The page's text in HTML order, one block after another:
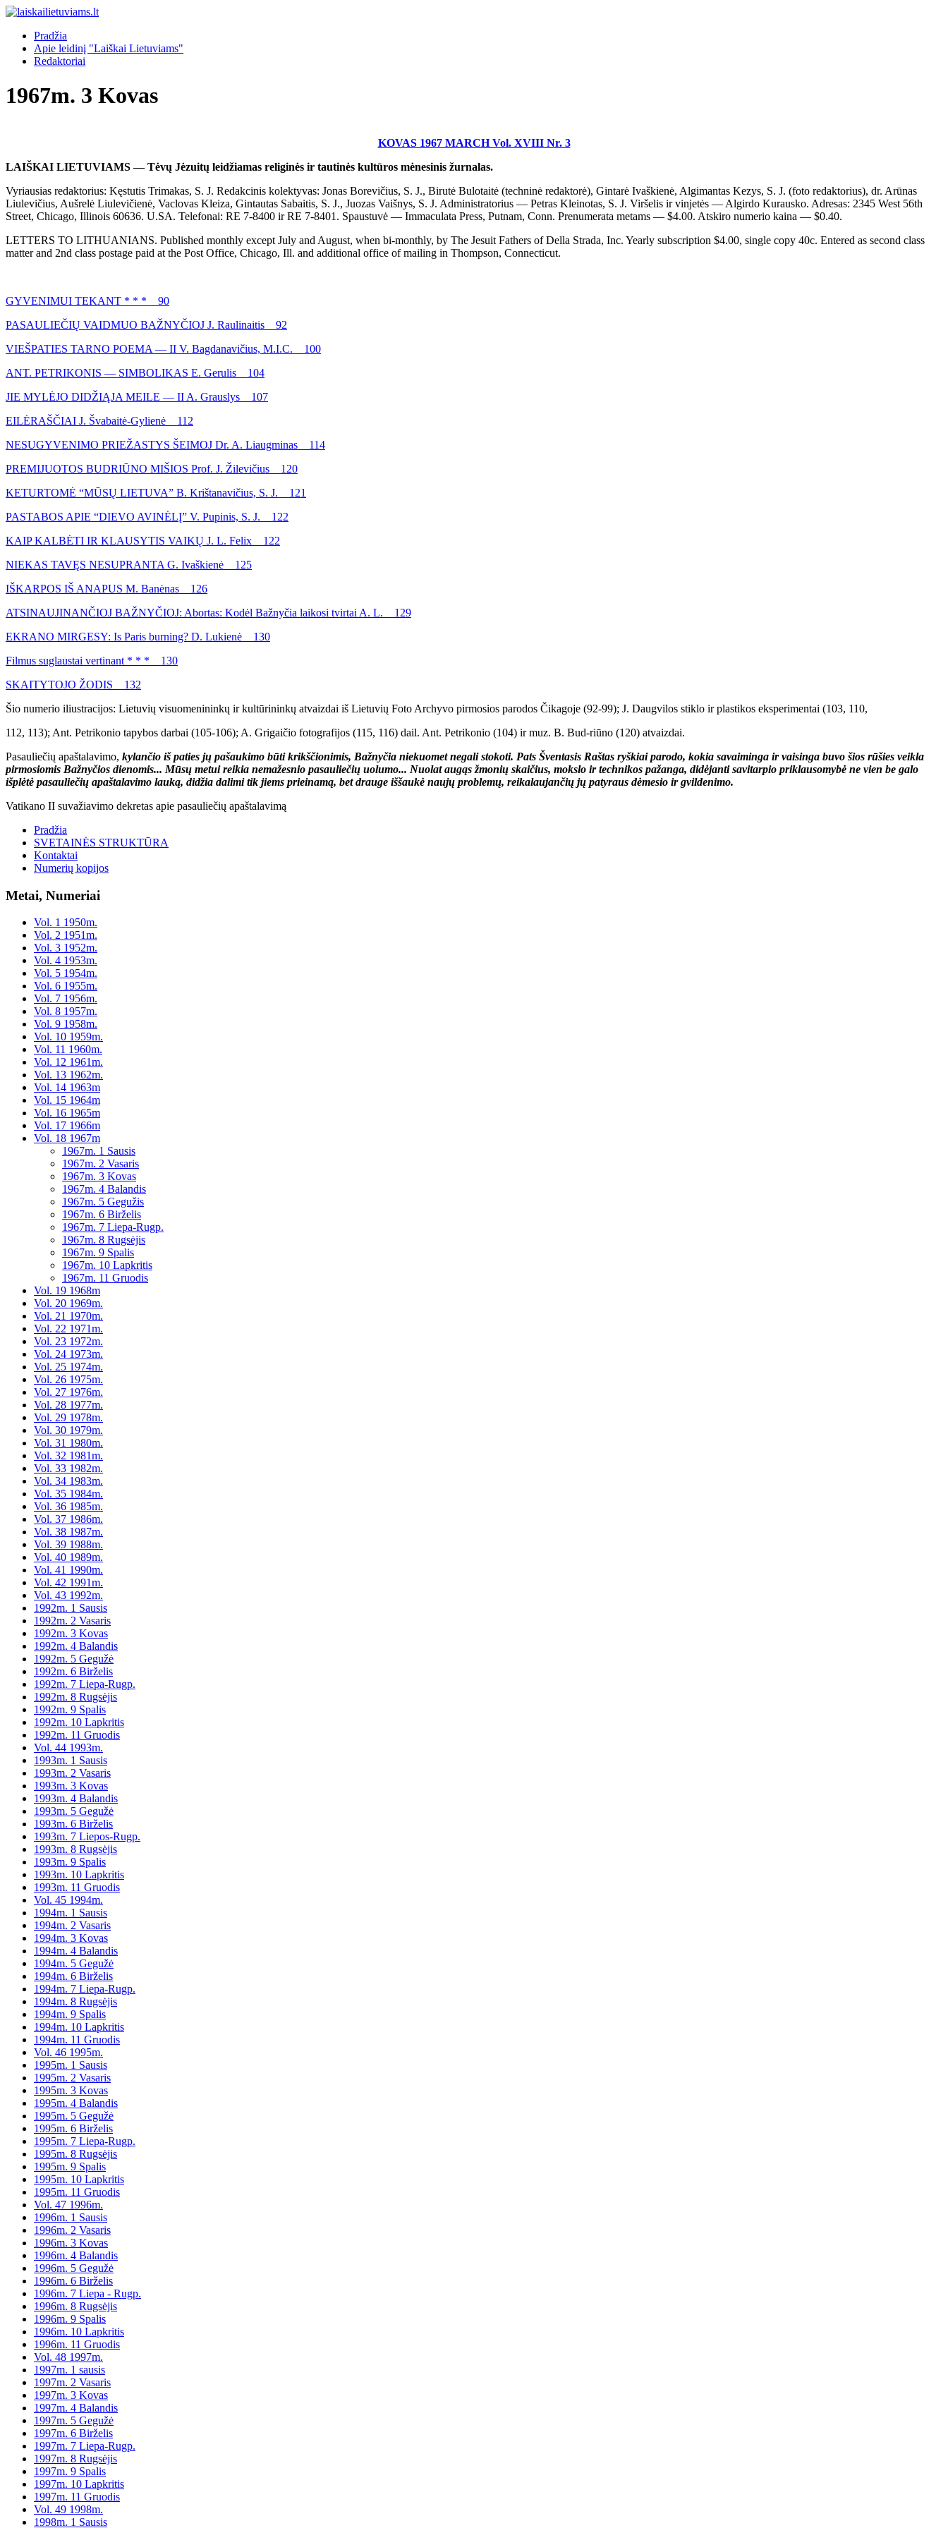
Pradžia
Apie leidinį "Laiškai Lietuviams"
Redaktoriai
1967m. 3 Kovas
KOVAS 1967 MARCH Vol. XVIII Nr. 3
LAIŠKAI LIETUVIAMS — Tėvų Jėzuitų leidžiamas religinės ir tautinės kultūros mėnesinis žurnalas.
Vyriausias redaktorius: Kęstutis Trimakas, S. J. Redakcinis kolektyvas: Jonas Borevičius, S. J., Birutė Bulotaitė (techninė redaktorė), Gintarė Ivaškienė, Algimantas Kezys, S. J. (foto redaktorius), dr. Arūnas
Liulevičius, Aušrelė Liulevičienė, Vaclovas Kleiza, Gintautas Sabaitis, S. J., Juozas Vaišnys, S. J. Administratorius — Petras Kleinotas, S. J. Viršelis ir vinjetės — Algirdo Kurausko. Adresas: 2345 West 56th
Street, Chicago, Illinois 60636. U.SA. Telefonai: RE 7-8400 ir RE 7-8401. Spaustuvė — Immaculata Press, Putnam, Conn. Prenumerata metams — $4.00. Atskiro numerio kaina — $0.40.
LETTERS TO LITHUANIANS. Published monthly except July and August, when bi-monthly, by The Jesuit Fathers of Della Strada, Inc. Yearly subscription $4.00, single copy 40c. Entered as second class
matter and 2nd class postage paid at the Post Office, Chicago, Ill. and additional office of mailing in Thompson, Connecticut.
GYVENIMUI TEKANT * * * 90
PASAULIEČIŲ VAIDMUO BAŽNYČIOJ J. Raulinaitis 92
VIEŠPATIES TARNO POEMA — II V. Bagdanavičius, M.I.C. 100
ANT. PETRIKONIS — SIMBOLIKAS E. Gerulis 104
JIE MYLĖJO DIDŽIĄJA MEILE — II A. Grauslys 107
EILĖRAŠČIAI J. Švabaitė-Gylienė 112
NESUGYVENIMO PRIEŽASTYS ŠEIMOJ Dr. A. Liaugminas 114
PREMIJUOTOS BUDRIŪNO MIŠIOS Prof. J. Žilevičius 120
KETURTOMĖ “MŪSŲ LIETUVA” B. Krištanavičius, S. J. 121
PASTABOS APIE “DIEVO AVINĖLĮ” V. Pupinis, S. J. 122
KAIP KALBĖTI IR KLAUSYTIS VAIKŲ J. L. Felix 122
NIEKAS TAVĘS NESUPRANTA G. Ivaškienė 125
IŠKARPOS IŠ ANAPUS M. Banėnas 126
ATSINAUJINANČIOJ BAŽNYČIOJ: Abortas: Kodėl Bažnyčia laikosi tvirtai A. L. 129
EKRANO MIRGESY: Is Paris burning? D. Lukienė 130
Filmus suglaustai vertinant * * * 130
SKAITYTOJO ŽODIS 132
Šio numerio iliustracijos: Lietuvių visuomenininkų ir kultūrininkų atvaizdai iš Lietuvių Foto Archyvo pirmosios parodos Čikagoje (92-99); J. Daugvilos stiklo ir plastikos eksperimentai (103, 110,
112, 113); Ant. Petrikonio tapybos darbai (105-106); A. Grigaičio fotografijos (115, 116) dail. Ant. Petrikonio (104) ir muz. B. Bud-riūno (120) atvaizdai.
Pasauliečių apaštalavimo, kylančio iš paties jų pašaukimo būti krikščionimis, Bažnyčia niekuomet negali stokoti. Pats Šventasis Raštas ryškiai parodo, kokia savaiminga ir vaisinga buvo šios rūšies veikla
pirmosiomis Bažnyčios dienomis... Mūsų metui reikia nemažesnio pasauliečių uolumo... Nuolat augąs žmonių skaičius, mokslo ir technikos pažanga, didėjanti savitarpio priklausomybė ne vien be galo
išplėtė pasauliečių apaštalavimo lauką, didžia dalimi tik jiems prieinamą, bet drauge iššaukė naujų problemų, reikalaujančių jų patyraus dėmesio ir gvildenimo.
Vatikano II suvažiavimo dekretas apie pasauliečių apaštalavimą
Pradžia
SVETAINĖS STRUKTŪRA
Kontaktai
Numerių kopijos
Metai, Numeriai
Vol. 1 1950m.
Vol. 2 1951m.
Vol. 3 1952m.
Vol. 4 1953m.
Vol. 5 1954m.
Vol. 6 1955m.
Vol. 7 1956m.
Vol. 8 1957m.
Vol. 9 1958m.
Vol. 10 1959m.
Vol. 11 1960m.
Vol. 12 1961m.
Vol. 13 1962m.
Vol. 14 1963m
Vol. 15 1964m
Vol. 16 1965m
Vol. 17 1966m
Vol. 18 1967m
1967m. 1 Sausis
1967m. 2 Vasaris
1967m. 3 Kovas
1967m. 4 Balandis
1967m. 5 Gegužis
1967m. 6 Birželis
1967m. 7 Liepa-Rugp.
1967m. 8 Rugsėjis
1967m. 9 Spalis
1967m. 10 Lapkritis
1967m. 11 Gruodis
Vol. 19 1968m
Vol. 20 1969m.
Vol. 21 1970m.
Vol. 22 1971m.
Vol. 23 1972m.
Vol. 24 1973m.
Vol. 25 1974m.
Vol. 26 1975m.
Vol. 27 1976m.
Vol. 28 1977m.
Vol. 29 1978m.
Vol. 30 1979m.
Vol. 31 1980m.
Vol. 32 1981m.
Vol. 33 1982m.
Vol. 34 1983m.
Vol. 35 1984m.
Vol. 36 1985m.
Vol. 37 1986m.
Vol. 38 1987m.
Vol. 39 1988m.
Vol. 40 1989m.
Vol. 41 1990m.
Vol. 42 1991m.
Vol. 43 1992m.
1992m. 1 Sausis
1992m. 2 Vasaris
1992m. 3 Kovas
1992m. 4 Balandis
1992m. 5 Gegužė
1992m. 6 Birželis
1992m. 7 Liepa-Rugp.
1992m. 8 Rugsėjis
1992m. 9 Spalis
1992m. 10 Lapkritis
1992m. 11 Gruodis
Vol. 44 1993m.
1993m. 1 Sausis
1993m. 2 Vasaris
1993m. 3 Kovas
1993m. 4 Balandis
1993m. 5 Gegužė
1993m. 6 Birželis
1993m. 7 Liepos-Rugp.
1993m. 8 Rugsėjis
1993m. 9 Spalis
1993m. 10 Lapkritis
1993m. 11 Gruodis
Vol. 45 1994m.
1994m. 1 Sausis
1994m. 2 Vasaris
1994m. 3 Kovas
1994m. 4 Balandis
1994m. 5 Gegužė
1994m. 6 Birželis
1994m. 7 Liepa-Rugp.
1994m. 8 Rugsėjis
1994m. 9 Spalis
1994m. 10 Lapkritis
1994m. 11 Gruodis
Vol. 46 1995m.
1995m. 1 Sausis
1995m. 2 Vasaris
1995m. 3 Kovas
1995m. 4 Balandis
1995m. 5 Gegužė
1995m. 6 Birželis
1995m. 7 Liepa-Rugp.
1995m. 8 Rugsėjis
1995m. 9 Spalis
1995m. 10 Lapkritis
1995m. 11 Gruodis
Vol. 47 1996m.
1996m. 1 Sausis
1996m. 2 Vasaris
1996m. 3 Kovas
1996m. 4 Balandis
1996m. 5 Gegužė
1996m. 6 Birželis
1996m. 7 Liepa - Rugp.
1996m. 8 Rugsėjis
1996m. 9 Spalis
1996m. 10 Lapkritis
1996m. 11 Gruodis
Vol. 48 1997m.
1997m. 1 sausis
1997m. 2 Vasaris
1997m. 3 Kovas
1997m. 4 Balandis
1997m. 5 Gegužė
1997m. 6 Birželis
1997m. 7 Liepa-Rugp.
1997m. 8 Rugsėjis
1997m. 9 Spalis
1997m. 10 Lapkritis
1997m. 11 Gruodis
Vol. 49 1998m.
1998m. 1 Sausis